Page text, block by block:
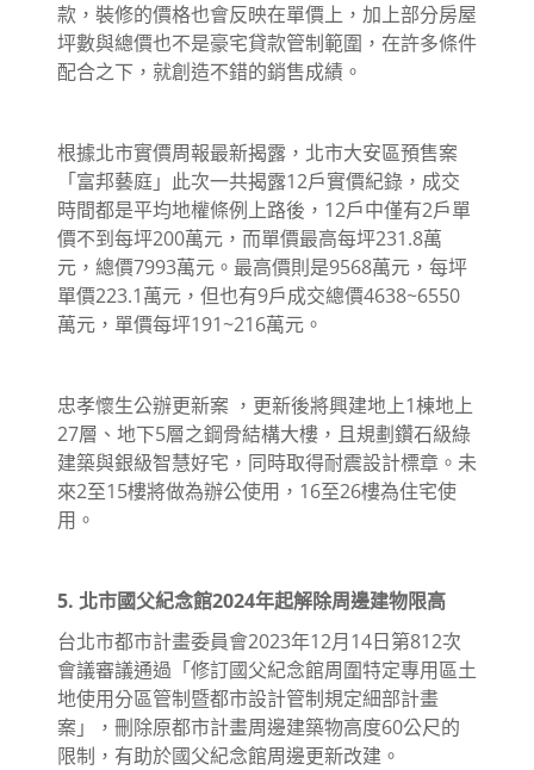
款，裝修的價格也會反映在單價上，加上部分房屋
坪數與總價也不是豪宅貸款管制範圍，在許多條件
配合之下，就創造不錯的銷售成績。
根據北市實價周報最新揭露，北市大安區預售案
「富邦藝庭」此次一共揭露12戶實價紀錄，成交
時間都是平均地權條例上路後，12戶中僅有2戶單
價不到每坪200萬元，而單價最高每坪231.8萬
元，總價7993萬元。最高價則是9568萬元，每坪
單價223.1萬元，但也有9戶成交總價4638~6550
萬元，單價每坪191~216萬元。
忠孝懷生公辦更新案 ，更新後將興建地上1棟地上
27層、地下5層之鋼骨結構大樓，且規劃鑽石級綠
建築與銀級智慧好宅，同時取得耐震設計標章。未
來2至15樓將做為辦公使用，16至26樓為住宅使
用。
5. 北市國父紀念館2024年起解除周邊建物限高
台北市都市計畫委員會2023年12月14日第812次
會議審議通過「修訂國父紀念館周圍特定專用區土
地使用分區管制暨都市設計管制規定細部計畫
案」，刪除原都市計畫周邊建築物高度60公尺的
限制，有助於國父紀念館周邊更新改建。